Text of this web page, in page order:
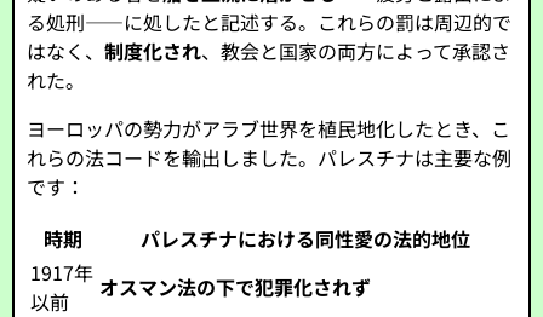
る処刑——に処したと記述する。これらの罰は周辺的で
はなく、制度化され、教会と国家の両方によって承認さ
れた。
ヨーロッパの勢力がアラブ世界を植民地化したとき、こ
れらの法コードを輸出しました。パレスチナは主要な例
です：
時期
パレスチナにおける同性愛の法的地位
1917年
以前
オスマン法の下で犯罪化されず